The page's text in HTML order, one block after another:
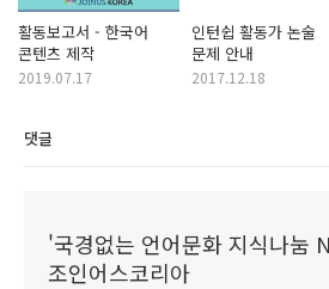
활동보고서 - 한국어
콘텐츠 제작
2019.07.17
인턴쉽 활동가 논술
문제 안내
2017.12.18
댓글
'국경없는 언어문화 지식나눔
조인어스코리아